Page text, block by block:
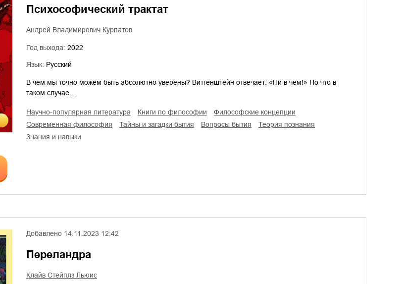
Психософический трактат
Андрей Владимирович Курпатов
Год выхода: 2022
Язык: Русский
В чём мы точно можем быть абсолютно уверены? Витгенштейн отвечает: «Ни в чём!» Но что в
таком случае…
научно-популярная литература книги по философии
философские концепции
современная философия
тайны и загадки бытия вопросы бытия
теория познания
знания и навыки
Добавлено 14.11.2023 12:42
Переландра
Клайв Стейплз Льюис